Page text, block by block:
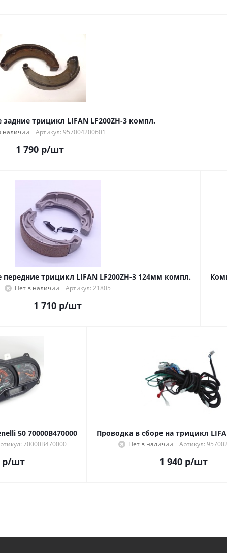
трицикл LIFAN LF200ZH-3 компл.
наличии Артикул: 957004200601
1 790 р/шт
трицикл LIFAN LF200ZH-3 124мм компл.
Нет в наличии Артикул: 21805
1 710 р/шт
50 70000B470000
70000B470000
р/шт
Проводка в сборе на трицикл
Нет в наличии Артикул:
1 940 р/шт